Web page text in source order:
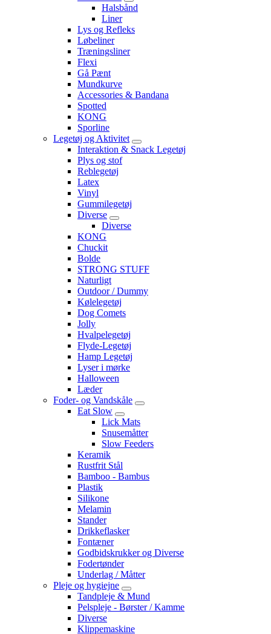
Halsbånd
Liner
Lys og Refleks
Løbeliner
Træningsliner
Flexi
Gå Pænt
Mundkurve
Accessories & Bandana
Spotted
KONG
Sporline
Legetøj og Aktivitet
Interaktion & Snack Legetøj
Plys og stof
Reblegetøj
Latex
Vinyl
Gummilegetøj
Diverse
Diverse
KONG
Chuckit
Bolde
STRONG STUFF
Naturligt
Outdoor / Dummy
Kølelegetøj
Dog Comets
Jolly
Hvalpelegetøj
Flyde-Legetøj
Hamp Legetøj
Lyser i mørke
Halloween
Læder
Foder- og Vandskåle
Eat Slow
Lick Mats
Snusemåtter
Slow Feeders
Keramik
Rustfrit Stål
Bamboo - Bambus
Plastik
Silikone
Melamin
Stander
Drikkeflasker
Fontæner
Godbidskrukker og Diverse
Fodertønder
Underlag / Måtter
Pleje og hygiejne
Tandpleje & Mund
Pelspleje - Børster / Kamme
Diverse
Klippemaskine